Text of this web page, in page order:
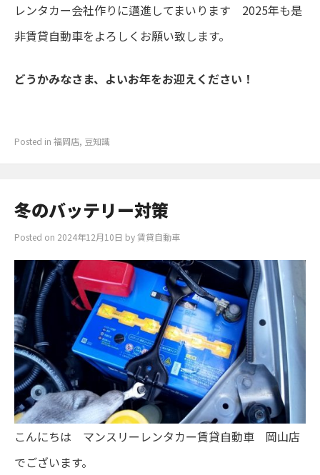
レンタカー会社作りに邁進してまいります 2025年も是
非賃貸自動車をよろしくお願い致します。
どうかみなさま、よいお年をお迎えください！
Posted in福岡店, 豆知識
冬のバッテリー対策
Posted on 2024年12月10日 by賃貸自動車
こんにちは マンスリーレンタカー賃貸自動車 岡山店
でございます。